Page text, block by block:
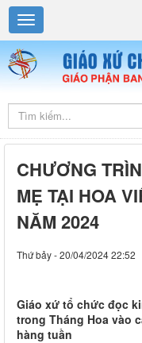
CHƯƠNG
MẸ TẠI HOA
NĂM 2024
Thứ bảy - 20/04/2024 22:52
Giáo xứ tổ chức đọc
trong Tháng Hoa vào
hàng tuần